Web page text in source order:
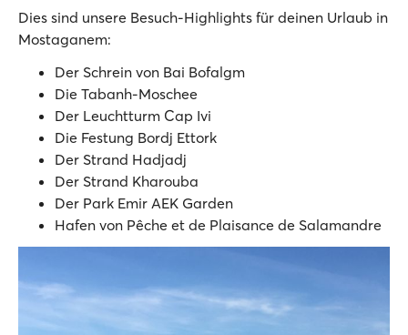
Dies sind unsere Besuch-Highlights für deinen Urlaub in
Mostaganem:
Der Schrein von Bai Bofalgm
Die Tabanh-Moschee
Der Leuchtturm Cap Ivi
Die Festung Bordj Ettork
Der Strand Hadjadj
Der Strand Kharouba
Der Park Emir AEK Garden
Hafen von Pêche et de Plaisance de Salamandre